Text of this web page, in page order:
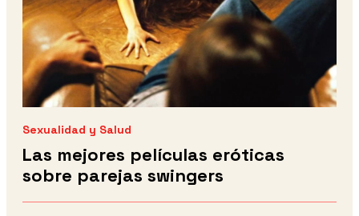
Sexualidad y Salud
Las mejores películas eróticas
sobre parejas swingers